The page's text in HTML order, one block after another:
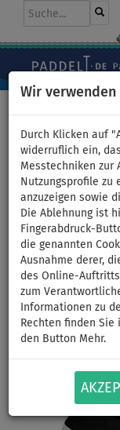
Wir verwenden
Durch Klicken auf
widerruflich ein,
Messtechniken zur
Nutzungsprofile zu
anzuzeigen sowie
Die Ablehnung ist
Fingerabdruck-
die genannten
Ausnahme derer,
des Online-
zum
Informationen zu
Rechten finden Sie
den Button Mehr.
Shorts
Größe: 42
BIS
-16 %
UNSER
TIPP
Previous